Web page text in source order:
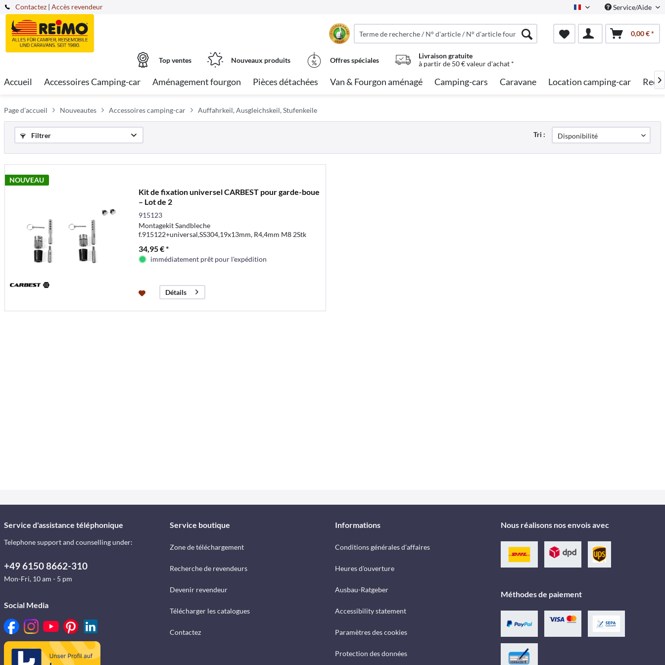
Contactez French Service/Aide
| Accès revendeur
0,00 € *
Top ventes Nouveaux produits Offres spéciales
Livraison gratuite
à partir de 50 € valeur d'achat *
Accueil Accessoires Camping-car Aménagement fourgon Pièces détachées Van & Fourgon aménagé Camping-cars Caravane Location camping-car 
Page d'accueil Nouveautes Accessoires camping-car Auffahrkeil, Ausgleichskeil, Stufenkeile
Filtrer Tri :
NOUVEAU
Kit de fixation universel CARBEST pour garde-boue
– Lot de 2
915123
Montagekit Sandbleche
f.915122+universal,SS304,19x13mm, R4,4mm M8 2Stk
34,95 € *
immédiatement prêt pour l'expédition
Détails
Service d'assistance téléphonique
Telephone support and counselling under:
+49 6150 8662-310
Mon-Fri, 10 am - 5 pm
Social Media
Service boutique
Zone de téléchargement
Recherche de revendeurs
Devenir revendeur
Télécharger les catalogues
Contactez
Informations
Conditions générales d'affaires
Heures d'ouverture
Ausbau-Ratgeber
Accessibility statement
Paramètres des cookies
Protection des données
Nous réalisons nos envois avec
Méthodes de paiement